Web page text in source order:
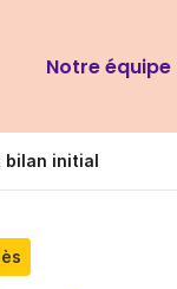
Notre équipe
bilan initial